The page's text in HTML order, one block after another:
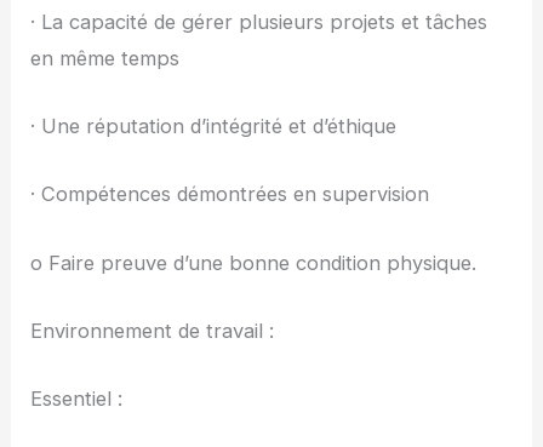
· La capacité de gérer plusieurs projets et tâches
en même temps
· Une réputation d’intégrité et d’éthique
· Compétences démontrées en supervision
o Faire preuve d’une bonne condition physique.
Environnement de travail :
Essentiel :